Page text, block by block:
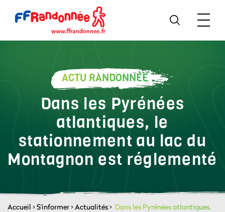
ACTU RANDONNÉE
Dans les Pyrénées
atlantiques, le
stationnement au lac du
Montagnon est réglementé
Accueil >S'informer>Actualités> Dans les Pyrénées atlantiques,